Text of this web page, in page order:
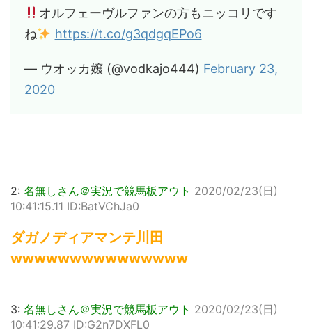
オルフェーヴルファンの方もニッコリです
ね
https://t.co/g3qdgqEPo6
— ウオッカ嬢 (@vodkajo444) February 23,
2020
2: 名無しさん＠実況で競馬板アウト 2020/02/23(日)
10:41:15.11 ID:BatVChJa0
ダガノディアマンテ川田
wwwwwwwwwwwwwww
3: 名無しさん＠実況で競馬板アウト 2020/02/23(日)
10:41:29.87 ID:G2n7DXFL0